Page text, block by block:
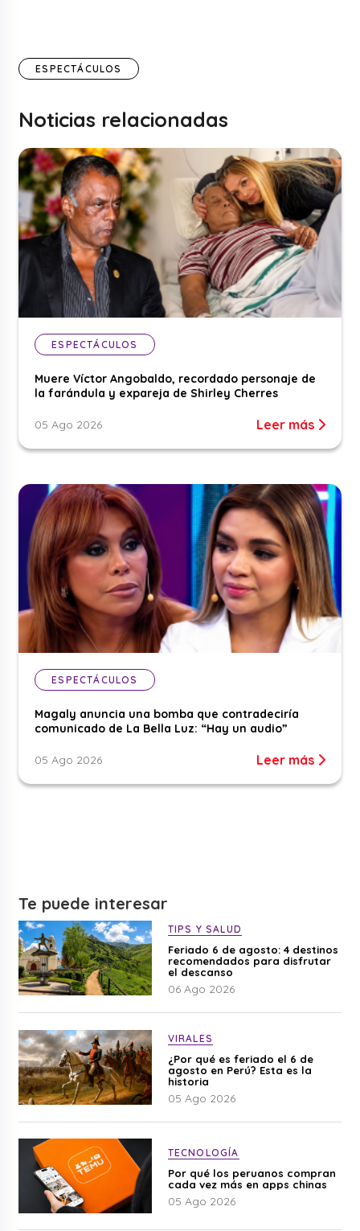
ESPECTÁCULOS
Noticias relacionadas
ESPECTÁCULOS
Muere Víctor Angobaldo, recordado personaje de
la farándula y expareja de Shirley Cherres
05 Ago 2026 Leer más
ESPECTÁCULOS
Magaly anuncia una bomba que contradeciría
comunicado de La Bella Luz: “Hay un audio”
05 Ago 2026 Leer más
Te puede interesar
TIPS Y SALUD
Feriado 6 de agosto: 4 destinos
recomendados para disfrutar
el descanso
06 Ago 2026
VIRALES
¿Por qué es feriado el 6 de
agosto en Perú? Esta es la
historia
05 Ago 2026
TECNOLOGÍA
Por qué los peruanos compran
cada vez más en apps chinas
05 Ago 2026